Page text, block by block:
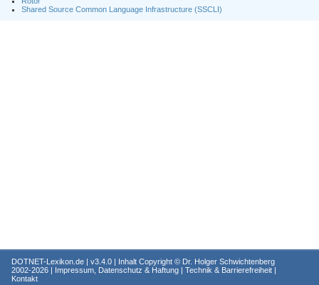
Shared Source Common Language Infrastructure (SSCLI)
DOTNET-Lexikon.de | v3.4.0 | Inhalt Copyright © Dr. Holger Schwichtenberg
2002-2026 | Impressum, Datenschutz & Haftung | Technik & Barrierefreiheit |
Kontakt